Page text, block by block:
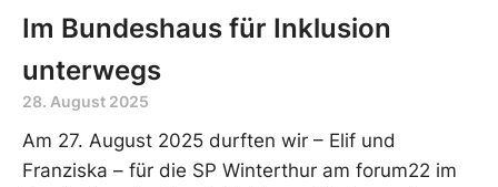
Im Bundeshaus für Inklusion
unterwegs
28. August 2025
Am 27. August 2025 durften wir – Elif und
Franziska – für die SP Winterthur am forum22 im